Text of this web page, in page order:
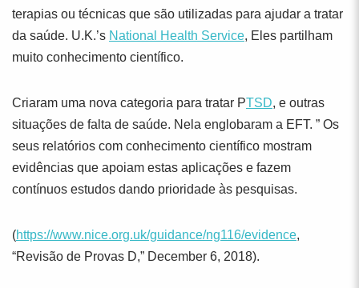
terapias ou técnicas que são utilizadas para ajudar a tratar
da saúde. U.K.’s National Health Service, Eles partilham
muito conhecimento científico.
Criaram uma nova categoria para tratar PTSD, e outras
situações de falta de saúde. Nela englobaram a EFT. ” Os
seus relatórios com conhecimento científico mostram
evidências que apoiam estas aplicações e fazem
contínuos estudos dando prioridade às pesquisas.
(https://www.nice.org.uk/guidance/ng116/evidence,
“Revisão de Provas D,” December 6, 2018).